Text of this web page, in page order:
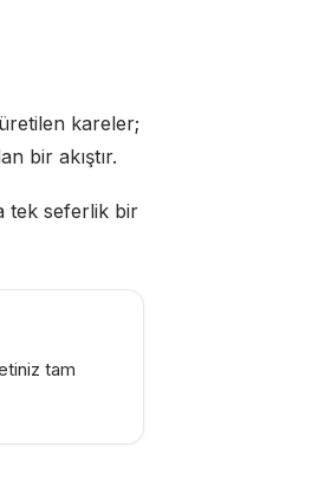
kareler;
bir akıştır.
tek seferlik bir
tam